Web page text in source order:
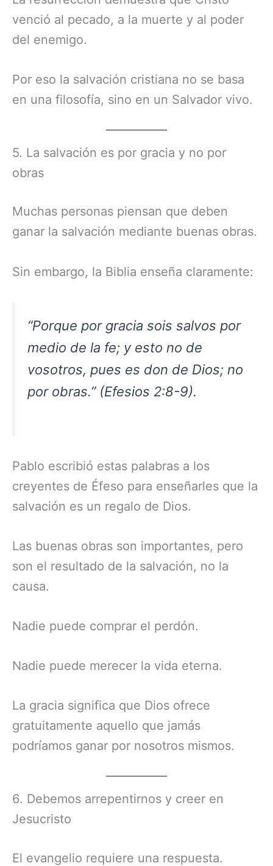
venció al pecado, a la muerte y al poder
del enemigo.
Por eso la salvación cristiana no se basa
en una filosofía, sino en un Salvador vivo.
5. La salvación es por gracia y no por
obras
Muchas personas piensan que deben
ganar la salvación mediante buenas obras.
Sin embargo, la Biblia enseña claramente:
“Porque por gracia sois salvos por
medio de la fe; y esto no de
vosotros, pues es don de Dios; no
por obras.” (Efesios 2:8-9).
Pablo escribió estas palabras a los
creyentes de Éfeso para enseñarles que la
salvación es un regalo de Dios.
Las buenas obras son importantes, pero
son el resultado de la salvación, no la
causa.
Nadie puede comprar el perdón.
Nadie puede merecer la vida eterna.
La gracia significa que Dios ofrece
gratuitamente aquello que jamás
podríamos ganar por nosotros mismos.
6. Debemos arrepentirnos y creer en
Jesucristo
El evangelio requiere una respuesta.